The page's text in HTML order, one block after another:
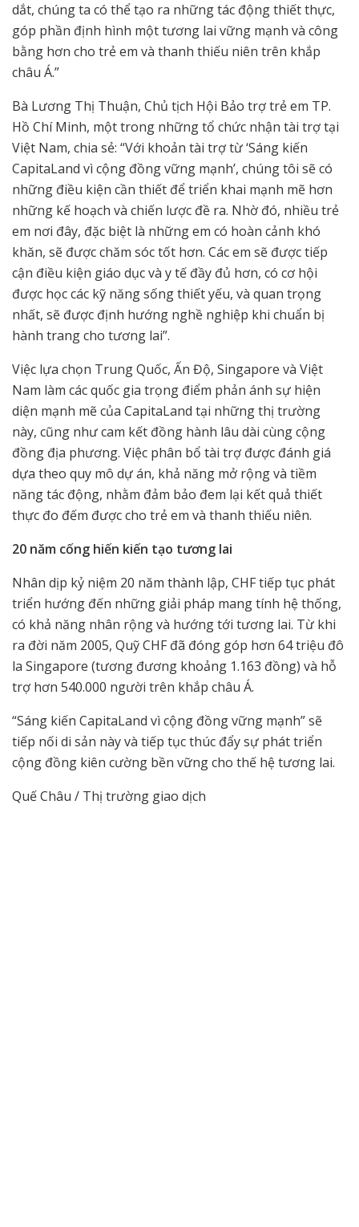
dắt, chúng ta có thể tạo ra những tác động thiết thực,
góp phần định hình một tương lai vững mạnh và công
bằng hơn cho trẻ em và thanh thiếu niên trên khắp
châu Á.”
Bà Lương Thị Thuận, Chủ tịch Hội Bảo trợ trẻ em TP.
Hồ Chí Minh, một trong những tổ chức nhận tài trợ tại
Việt Nam, chia sẻ: “Với khoản tài trợ từ ‘Sáng kiến
CapitaLand vì cộng đồng vững mạnh’, chúng tôi sẽ có
những điều kiện cần thiết để triển khai mạnh mẽ hơn
những kế hoạch và chiến lược đề ra. Nhờ đó, nhiều trẻ
em nơi đây, đặc biệt là những em có hoàn cảnh khó
khăn, sẽ được chăm sóc tốt hơn. Các em sẽ được tiếp
cận điều kiện giáo dục và y tế đầy đủ hơn, có cơ hội
được học các kỹ năng sống thiết yếu, và quan trọng
nhất, sẽ được định hướng nghề nghiệp khi chuẩn bị
hành trang cho tương lai”.
Việc lựa chọn Trung Quốc, Ấn Độ, Singapore và Việt
Nam làm các quốc gia trọng điểm phản ánh sự hiện
diện mạnh mẽ của CapitaLand tại những thị trường
này, cũng như cam kết đồng hành lâu dài cùng cộng
đồng địa phương. Việc phân bổ tài trợ được đánh giá
dựa theo quy mô dự án, khả năng mở rộng và tiềm
năng tác động, nhằm đảm bảo đem lại kết quả thiết
thực đo đếm được cho trẻ em và thanh thiếu niên.
20 năm cống hiến kiến tạo tương lai
Nhân dịp kỷ niệm 20 năm thành lập, CHF tiếp tục phát
triển hướng đến những giải pháp mang tính hệ thống,
có khả năng nhân rộng và hướng tới tương lai. Từ khi
ra đời năm 2005, Quỹ CHF đã đóng góp hơn 64 triệu đô
la Singapore (tương đương khoảng 1.163 đồng) và hỗ
trợ hơn 540.000 người trên khắp châu Á.
“Sáng kiến CapitaLand vì cộng đồng vững mạnh” sẽ
tiếp nối di sản này và tiếp tục thúc đẩy sự phát triển
cộng đồng kiên cường bền vững cho thế hệ tương lai.
Quế Châu / Thị trường giao dịch